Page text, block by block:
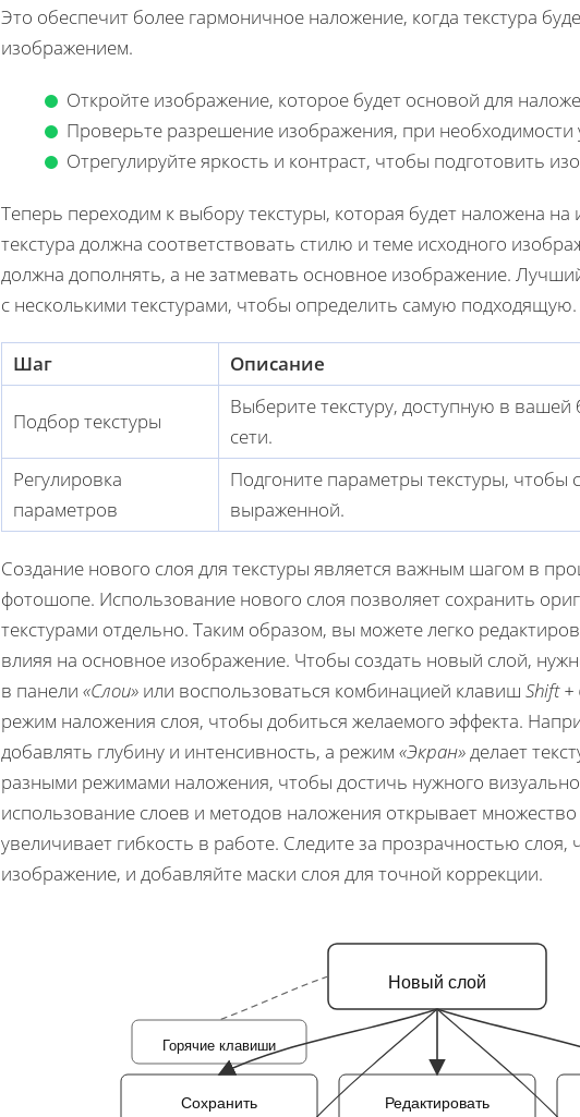
Это обеспечит более гармоничное наложение, когда текстура
изображением.
Откройте изображение, которое будет основой для
Проверьте разрешение изображения, при необходимости
Отрегулируйте яркость и контраст, чтобы подготовить
Теперь переходим к выбору текстуры, которая будет наложена
текстура должна соответствовать стилю и теме исходного
должна дополнять, а не затмевать основное изображение.
с несколькими текстурами, чтобы определить самую подходящую.
Шаг Описание
Подбор текстуры
Выберите текстуру, доступную в вашей
сети.
Регулировка
параметров
Подгоните параметры текстуры, чтобы
выраженной.
Создание нового слоя для текстуры является важным шагом в
фотошопе. Использование нового слоя позволяет сохранить
текстурами отдельно. Таким образом, вы можете легко
влияя на основное изображение. Чтобы создать новый слой,
в панели «Слои» или воспользоваться комбинацией клавиш Shift +
режим наложения слоя, чтобы добиться желаемого эффекта.
добавлять глубину и интенсивность, а режим «Экран»делает
разными режимами наложения, чтобы достичь нужного
использование слоев и методов наложения открывает
увеличивает гибкость в работе. Следите за прозрачностью слоя,
изображение, и добавляйте маски слоя для точной коррекции.
Новый слой
Горячие клавиши
Сохранить Редактировать